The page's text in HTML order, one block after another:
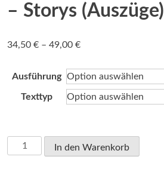
– Storys (Auszüge)
34,50 € – 49,00 €Preisspanne:
bis
49,00 €
Ausführung
Texttyp
Deaver,
Jeffrey:
In den Warenkorb